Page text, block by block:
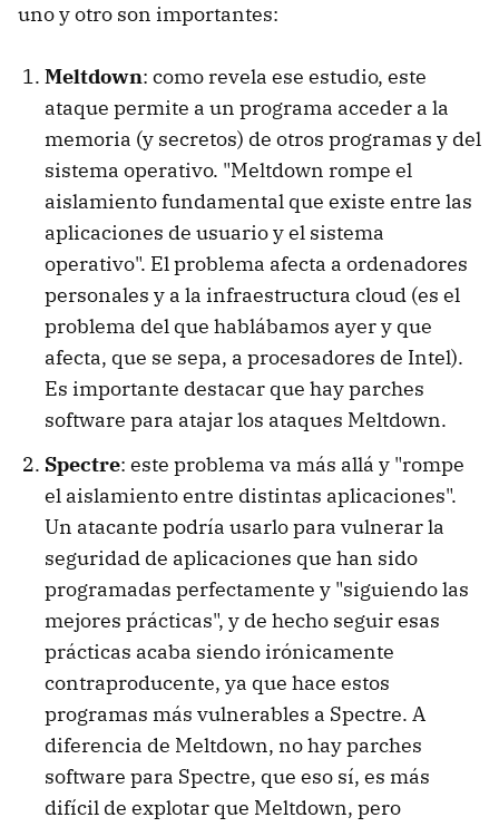
uno y otro son importantes:
Meltdown: como revela ese estudio, este
ataque permite a un programa acceder a la
memoria (y secretos) de otros programas y del
sistema operativo. "Meltdown rompe el
aislamiento fundamental que existe entre las
aplicaciones de usuario y el sistema
operativo". El problema afecta a ordenadores
personales y a la infraestructura cloud (es el
problema del que hablábamos ayer y que
afecta, que se sepa, a procesadores de Intel).
Es importante destacar que hay parches
software para atajar los ataques Meltdown.
Spectre: este problema va más allá y "rompe
el aislamiento entre distintas aplicaciones".
Un atacante podría usarlo para vulnerar la
seguridad de aplicaciones que han sido
programadas perfectamente y "siguiendo las
mejores prácticas", y de hecho seguir esas
prácticas acaba siendo irónicamente
contraproducente, ya que hace estos
programas más vulnerables a Spectre. A
diferencia de Meltdown, no hay parches
software para Spectre, que eso sí, es más
difícil de explotar que Meltdown, pero